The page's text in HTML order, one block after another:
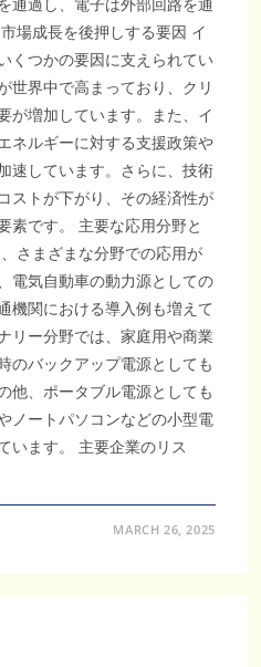
場成長を後押しする要因 イ
くつかの要因に支えられてい
世界中で高まっており、クリ
が増加しています。また、イ
ネルギーに対する支援政策や
速しています。さらに、技術
ストが下がり、その経済性が
素です。 主要な応用分野と
さまざまな分野での応用が
電気自動車の動力源としての
機関における導入例も増えて
リー分野では、家庭用や商業
のバックアップ電源としても
他、ポータブル電源としても
ノートパソコンなどの小型電
います。 主要企業のリス
MARCH 26, 2025